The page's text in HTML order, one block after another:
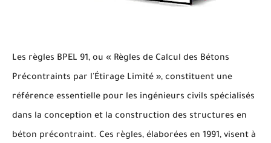
Les règles BPEL 91, ou « Règles de Calcul des Bétons
Précontraints par l'Étirage Limité », constituent une
référence essentielle pour les ingénieurs civils spécialisés
dans la conception et la construction des structures en
béton précontraint. Ces règles, élaborées en 1991, visent à